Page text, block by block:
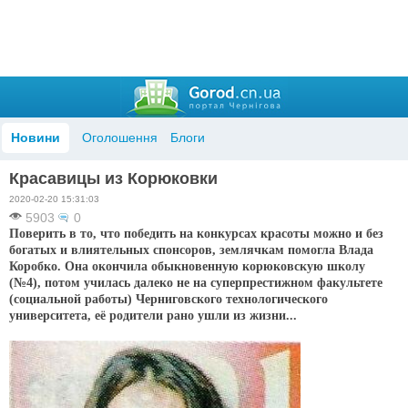
Новини Оголошення Блоги
Красавицы из Корюковки
2020-02-20 15:31:03
5903 0
Поверить в то, что победить на конкурсах красоты можно и без
богатых и влиятельных спонсоров, землячкам помогла Влада
Коробко. Она окончила обыкновенную корюковскую школу
(№4), потом училась далеко не на суперпрестижном факультете
(социальной работы) Черниговского технологического
университета, её родители рано ушли из жизни...